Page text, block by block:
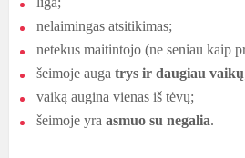
nelaimingas atsitikimas;
netekus maitintojo (ne seniau kaip
šeimoje auga trys ir daugiau vaikų
vaiką augina vienas iš tėvų;
šeimoje yra asmuo su negalia.